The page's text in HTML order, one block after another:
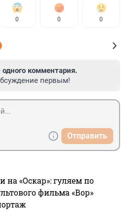
0 0 0
комментария.
первым!
Отправить
на «Оскар»: гуляем по
фильма «Вор»